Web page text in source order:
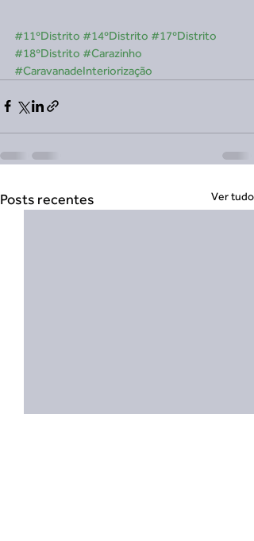
#11ºDistrito #14ºDistrito #17ºDistrito
#18ºDistrito #Carazinho
#CaravanadeInteriorização
Posts recentes Ver tudo